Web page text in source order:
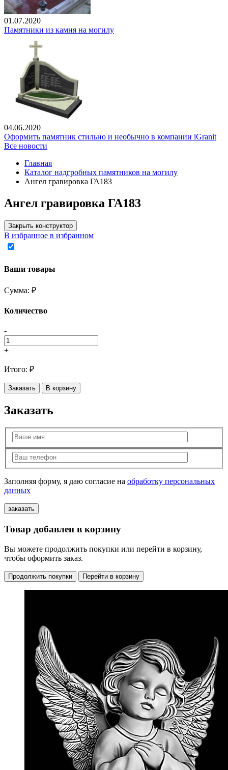
01.07.2020
Памятники из камня на могилу
04.06.2020
Оформить памятник стильно и необычно в компании iGranit
Все новости
Главная
Каталог надгробных памятников на могилу
Ангел гравировка ГА183
Ангел гравировка ГА183
Закрыть конструктор
В избранное в избранном
Ваши товары
Сумма: ₽
Количество
-
+
Итого: ₽
Заказать В корзину
Заказать
Заполняя форму, я даю согласие на обработку персональных
данных
Товар добавлен в корзину
Вы можете продолжить покупки или перейти в корзину,
чтобы оформить заказ.
Продолжить покупки Перейти в корзину